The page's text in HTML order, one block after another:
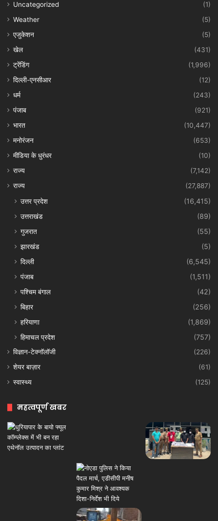
Uncategorized
(1)
Weather
(5)
एजुकेशन
(5)
खेल
(431)
ट्रेंडिंग
(1,996)
दिल्ली-एनसीआर
(12)
धर्म
(243)
पंजाब
(921)
भारत
(10,447)
मनोरंजन
(653)
मीडिया के धुरंधर
(10)
राज्य
(7,142)
राज्य
(27,887)
उत्तर प्रदेश
(16,415)
उत्तराखंड
(89)
गुजरात
(55)
झारखंड
(5)
दिल्ली
(6,545)
पंजाब
(1,511)
पश्चिम बंगाल
(42)
बिहार
(256)
हरियाणा
(1,869)
हिमाचल प्रदेश
(757)
विज्ञान-टेक्नॉलॉजी
(226)
शेयर बाज़ार
(61)
स्वास्थ्य
(125)
महत्वपूर्ण खबर